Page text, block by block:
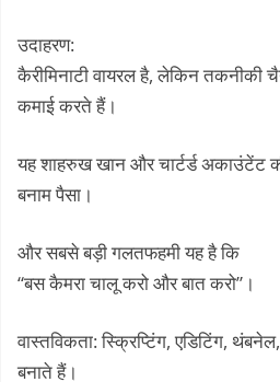
उदाहरण:
कैरीमिनाटी वायरल है, लेकिन तकनीकी
कमाई करते हैं।
यह शाहरुख खान और चार्टर्ड अकाउंटेंट
बनाम पैसा।
और सबसे बड़ी गलतफहमी यह है कि
“बस कैमरा चालू करो और बात करो”।
वास्तविकता: स्क्रिप्टिंग, एडिटिंग,
बनाते हैं।